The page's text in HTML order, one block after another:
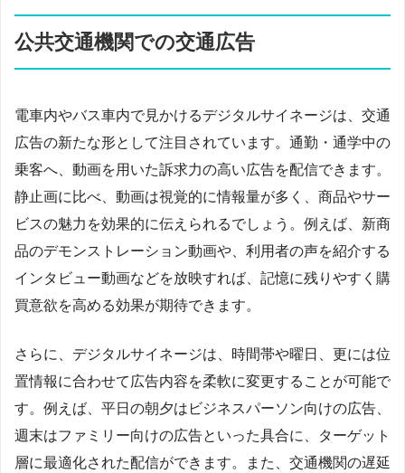
公共交通機関での交通広告
電車内やバス車内で見かけるデジタルサイネージは、交通
広告の新たな形として注目されています。通勤・通学中の
乗客へ、動画を用いた訴求力の高い広告を配信できます。
静止画に比べ、動画は視覚的に情報量が多く、商品やサー
ビスの魅力を効果的に伝えられるでしょう。例えば、新商
品のデモンストレーション動画や、利用者の声を紹介する
インタビュー動画などを放映すれば、記憶に残りやすく購
買意欲を高める効果が期待できます。
さらに、デジタルサイネージは、時間帯や曜日、更には位
置情報に合わせて広告内容を柔軟に変更することが可能で
す。例えば、平日の朝夕はビジネスパーソン向けの広告、
週末はファミリー向けの広告といった具合に、ターゲット
層に最適化された配信ができます。また、交通機関の遅延